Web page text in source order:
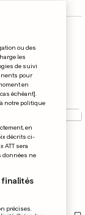
ou des
les
de suivi
pour
en
échéant].
notre politique
en
décrits ci-
ATT sera
données ne
finalités
précises.